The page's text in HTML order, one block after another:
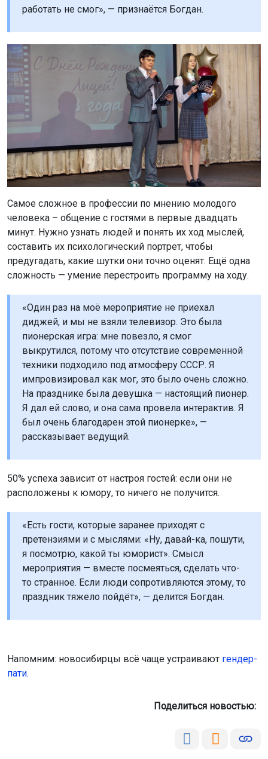
работать не смог», — признаётся Богдан.
Самое сложное в профессии по мнению молодого
человека – общение с гостями в первые двадцать
минут. Нужно узнать людей и понять их ход мыслей,
составить их психологический портрет, чтобы
предугадать, какие шутки они точно оценят. Ещё одна
сложность — умение перестроить программу на ходу.
«Один раз на моё мероприятие не приехал
диджей, и мы не взяли телевизор. Это была
пионерская игра: мне повезло, я смог
выкрутился, потому что отсутствие современной
техники подходило под атмосферу СССР. Я
импровизировал как мог, это было очень сложно.
На празднике была девушка — настоящий пионер.
Я дал ей слово, и она сама провела интерактив. Я
был очень благодарен этой пионерке», —
рассказывает ведущий.
50% успеха зависит от настроя гостей: если они не
расположены к юмору, то ничего не получится.
«Есть гости, которые заранее приходят с
претензиями и с мыслями: «Ну, давай-ка, пошути,
я посмотрю, какой ты юморист». Смысл
мероприятия — вместе посмеяться, сделать что-
то странное. Если люди сопротивляются этому, то
праздник тяжело пойдёт», — делится Богдан.
Напомним: новосибирцы всё чаще устраивают гендер-
пати.
Поделиться новостью: